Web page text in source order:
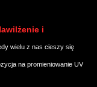
i
wielu z nas cieszy się
na promieniowanie UV